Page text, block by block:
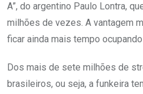
A”, do argentino Paulo Lontra,
milhões de vezes. A vantagem
ficar ainda mais tempo
Dos mais de sete milhões de
brasileiros, ou seja, a funkeira